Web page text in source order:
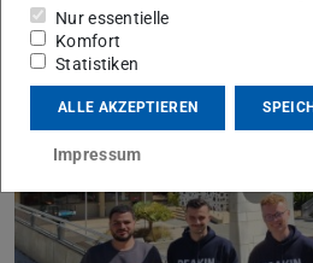
Nur essentielle
Komfort
Statistiken
ALLE AKZEPTIEREN
Impressum